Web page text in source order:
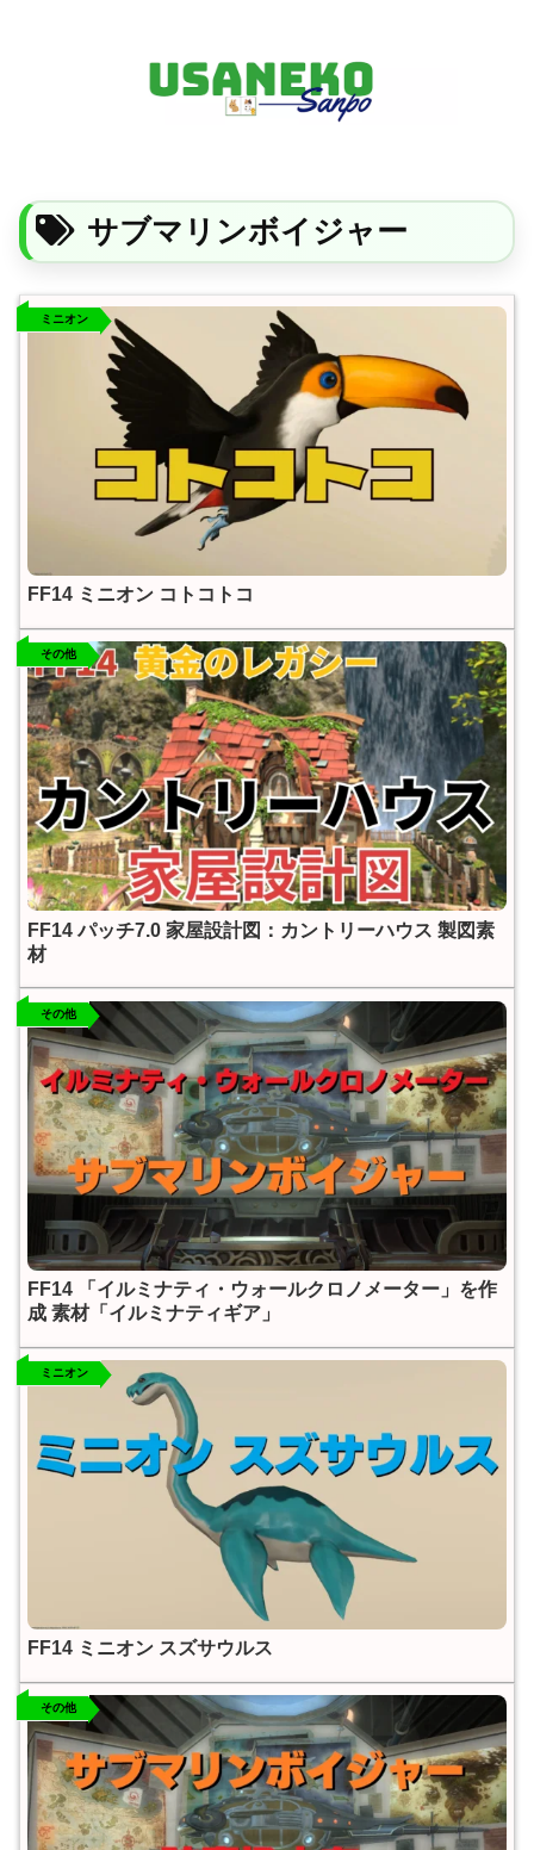
サブマリンボイジャー
ミニオン
FF14 ミニオン コトコトコ
その他
FF14 パッチ7.0 家屋設計図：カントリーハウス 製図素
材
その他
FF14 「イルミナティ・ウォールクロノメーター」を作
成 素材「イルミナティギア」
ミニオン
FF14 ミニオン スズサウルス
その他